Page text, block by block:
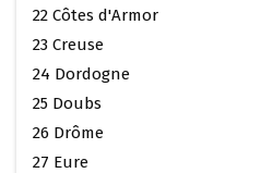
22 Côtes d'Armor
23 Creuse
24 Dordogne
25 Doubs
26 Drôme
27 Eure